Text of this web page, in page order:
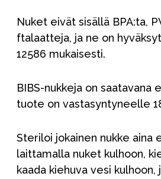
Nuket eivät sisällä BPA:ta,
ftalaatteja, ja ne on
12586 mukaisesti.
BIBS-nukkeja on saatavana
tuote on vastasyntyneelle
Steriloi jokainen nukke aina
laittamalla nuket kulhoon,
kaada kiehuva vesi kulhoon,